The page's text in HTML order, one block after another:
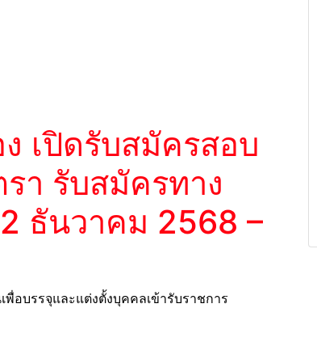
เปิดรับสมัครสอบ
า รับสมัครทาง
ธันวาคม 2568 –
อบรรจุและแต่งตั้งบุคคลเข้ารับราชการ